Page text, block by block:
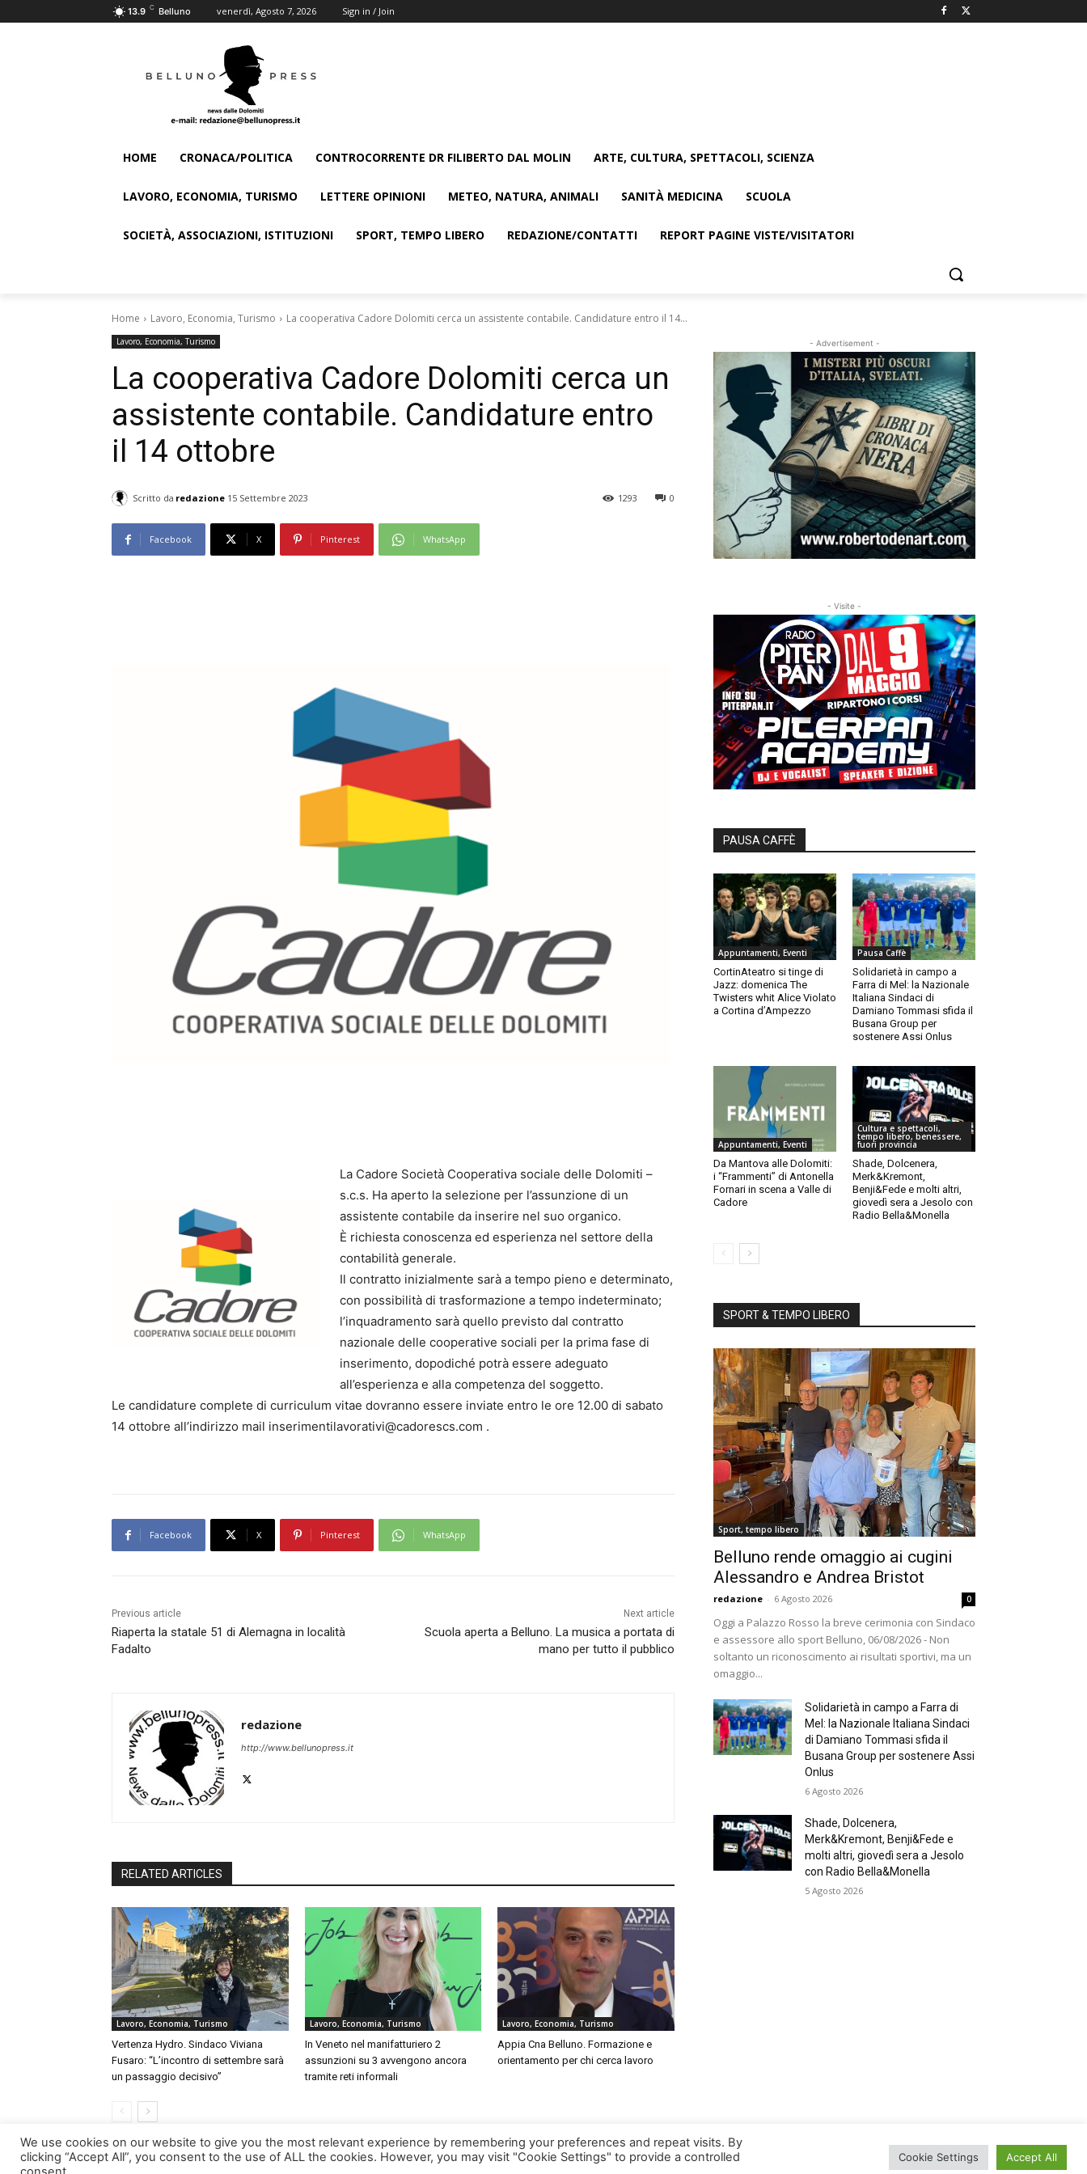
13.9 C Belluno venerdì, Agosto 7, 2026 Sign in / Join
HOME CRONACA/POLITICA CONTROCORRENTE DR FILIBERTO DAL MOLIN ARTE, CULTURA, SPETTACOLI, SCIENZA
LAVORO, ECONOMIA, TURISMO LETTERE OPINIONI METEO, NATURA, ANIMALI SANITÀ MEDICINA SCUOLA
SOCIETÀ, ASSOCIAZIONI, ISTITUZIONI SPORT, TEMPO LIBERO REDAZIONE/CONTATTI REPORT PAGINE VISTE/VISITATORI
Home Lavoro, Economia, Turismo La cooperativa Cadore Dolomiti cerca un assistente contabile. Candidature entro il 14...
Lavoro, Economia, Turismo
La cooperativa Cadore Dolomiti cerca un
assistente contabile. Candidature entro
il 14 ottobre
Scritto da redazione 15 Settembre 2023 0
1293
Facebook X Pinterest WhatsApp
La Cadore Società Cooperativa sociale delle Dolomiti –
s.c.s. Ha aperto la selezione per l’assunzione di un
assistente contabile da inserire nel suo organico.
È richiesta conoscenza ed esperienza nel settore della
contabilità generale.
Il contratto inizialmente sarà a tempo pieno e determinato,
con possibilità di trasformazione a tempo indeterminato;
l’inquadramento sarà quello previsto dal contratto
nazionale delle cooperative sociali per la prima fase di
inserimento, dopodiché potrà essere adeguato
all’esperienza e alla competenza del soggetto.
Le candidature complete di curriculum vitae dovranno essere inviate entro le ore 12.00 di sabato
14 ottobre all’indirizzo mail inserimentilavorativi@cadorescs.com .
Facebook X Pinterest WhatsApp
Previous article
Riaperta la statale 51 di Alemagna in località
Fadalto
Next article
Scuola aperta a Belluno. La musica a portata di
mano per tutto il pubblico
redazione
http://www.bellunopress.it
RELATED ARTICLES
Lavoro, Economia, Turismo
Vertenza Hydro. Sindaco Viviana
Fusaro: “L’incontro di settembre sarà
un passaggio decisivo”
Lavoro, Economia, Turismo
In Veneto nel manifatturiero 2
assunzioni su 3 avvengono ancora
tramite reti informali
Lavoro, Economia, Turismo
Appia Cna Belluno. Formazione e
orientamento per chi cerca lavoro
- Advertisement -
- Visite -
PAUSA CAFFÈ
Appuntamenti, Eventi
CortinAteatro si tinge di
Jazz: domenica The
Twisters whit Alice Violato
a Cortina d’Ampezzo
Pausa Caffè
Solidarietà in campo a
Farra di Mel: la Nazionale
Italiana Sindaci di
Damiano Tommasi sfida il
Busana Group per
sostenere Assi Onlus
Appuntamenti, Eventi
Da Mantova alle Dolomiti:
i “Frammenti” di Antonella
Fornari in scena a Valle di
Cadore
Cultura e spettacoli,
tempo libero, benessere,
fuori provincia
Shade, Dolcenera,
Merk&Kremont,
Benji&Fede e molti altri,
giovedì sera a Jesolo con
Radio Bella&Monella
SPORT & TEMPO LIBERO
Sport, tempo libero
Belluno rende omaggio ai cugini
Alessandro e Andrea Bristot
redazione - 6 Agosto 2026 0
Oggi a Palazzo Rosso la breve cerimonia con Sindaco
e assessore allo sport Belluno, 06/08/2026 - Non
soltanto un riconoscimento ai risultati sportivi, ma un
omaggio...
Solidarietà in campo a Farra di
Mel: la Nazionale Italiana Sindaci
di Damiano Tommasi sfida il
Busana Group per sostenere Assi
Onlus
6 Agosto 2026
Shade, Dolcenera,
Merk&Kremont, Benji&Fede e
molti altri, giovedì sera a Jesolo
con Radio Bella&Monella
5 Agosto 2026
We use cookies on our website to give you the most relevant experience by remembering your preferences and repeat visits. By
clicking “Accept All”, you consent to the use of ALL the cookies. However, you may visit "Cookie Settings" to provide a controlled
Cookie Settings Accept All